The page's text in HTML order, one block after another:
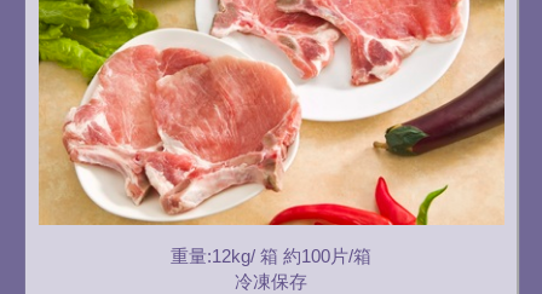
重量:12kg/ 箱 約100片/箱
冷凍保存